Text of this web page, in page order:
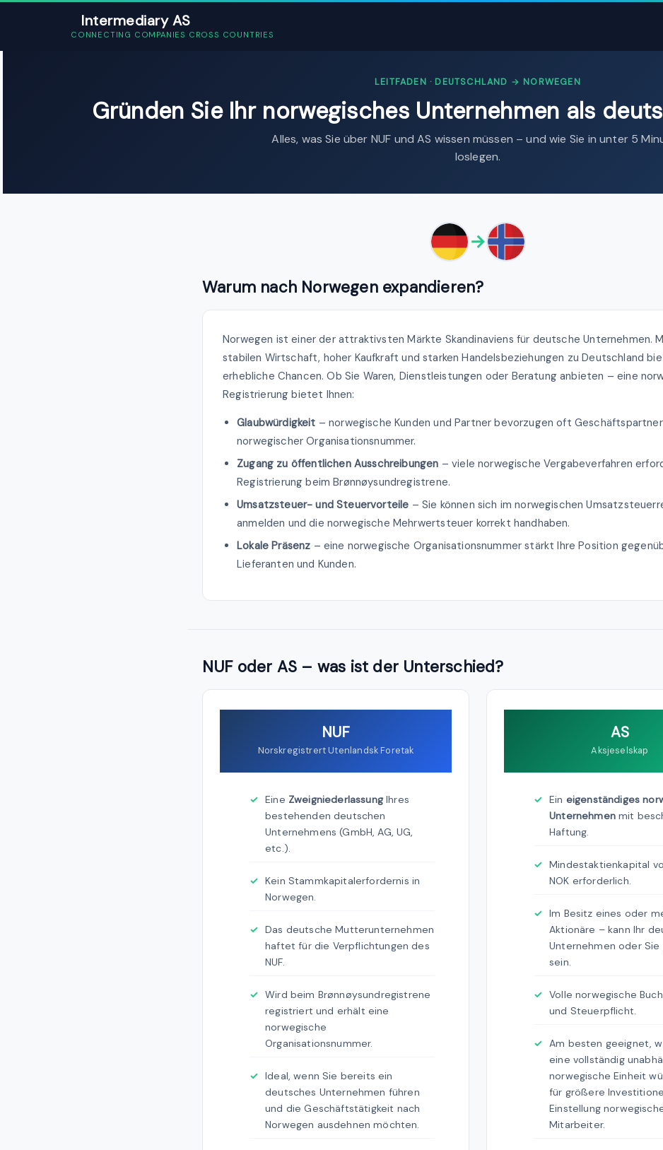
Intermediary AS
CONNECTING COMPANIES CROSS COUNTRIES
LEITFADEN · DEUTSCHLAND → NORWEGEN
Gründen Sie Ihr norwegisches Unternehmen als
Alles, was Sie über NUF und AS wissen müssen – und wie Sie in unter 5
loslegen.
→
Warum nach Norwegen expandieren?
Norwegen ist einer der attraktivsten Märkte Skandinaviens für deutsche Unternehmen.
stabilen Wirtschaft, hoher Kaufkraft und starken Handelsbeziehungen zu Deutschland
erhebliche Chancen. Ob Sie Waren, Dienstleistungen oder Beratung anbieten – eine
Registrierung bietet Ihnen:
Glaubwürdigkeit – norwegische Kunden und Partner bevorzugen oft
norwegischer Organisationsnummer.
Zugang zu öffentlichen Ausschreibungen – viele norwegische Vergabeverfahren
Registrierung beim Brønnøysundregistrene.
Umsatzsteuer- und Steuervorteile – Sie können sich im norwegischen
anmelden und die norwegische Mehrwertsteuer korrekt handhaben.
Lokale Präsenz – eine norwegische Organisationsnummer stärkt Ihre Position
Lieferanten und Kunden.
NUF oder AS – was ist der Unterschied?
NUF
Norskregistrert Utenlandsk Foretak
Eine ZweigniederlassungIhres
bestehenden deutschen
Unternehmens (GmbH, AG, UG,
etc.).
Kein Stammkapitalerfordernis in
Norwegen.
Das deutsche Mutterunternehmen
haftet für die Verpflichtungen des
NUF.
Wird beim Brønnøysundregistrene
registriert und erhält eine
norwegische
Organisationsnummer.
Ideal, wenn Sie bereits ein
deutsches Unternehmen führen
und die Geschäftstätigkeit nach
Norwegen ausdehnen möchten.
AS
Aksjeselskap
Ein eigenständiges
Unternehmenmit
Haftung.
Mindestaktienkapital
NOK erforderlich.
Im Besitz eines oder
Aktionäre – kann Ihr
Unternehmen oder Sie
sein.
Volle norwegische
und Steuerpflicht.
Am besten geeignet,
eine vollständig
norwegische Einheit
für größere
Einstellung
Mitarbeiter.